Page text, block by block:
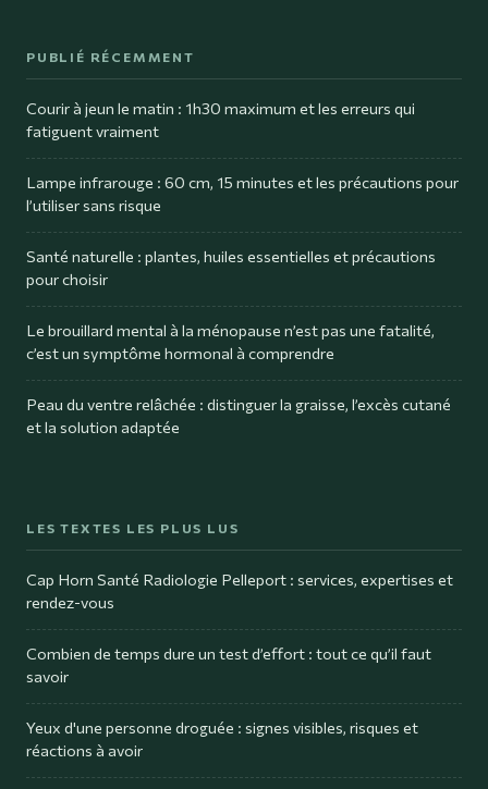
PUBLIÉ RÉCEMMENT
Courir à jeun le matin : 1h30 maximum et les erreurs qui
fatiguent vraiment
Lampe infrarouge : 60 cm, 15 minutes et les précautions pour
l’utiliser sans risque
Santé naturelle : plantes, huiles essentielles et précautions
pour choisir
Le brouillard mental à la ménopause n’est pas une fatalité,
c’est un symptôme hormonal à comprendre
Peau du ventre relâchée : distinguer la graisse, l’excès cutané
et la solution adaptée
LES TEXTES LES PLUS LUS
Cap Horn Santé Radiologie Pelleport : services, expertises et
rendez-vous
Combien de temps dure un test d’effort : tout ce qu’il faut
savoir
Yeux d'une personne droguée : signes visibles, risques et
réactions à avoir